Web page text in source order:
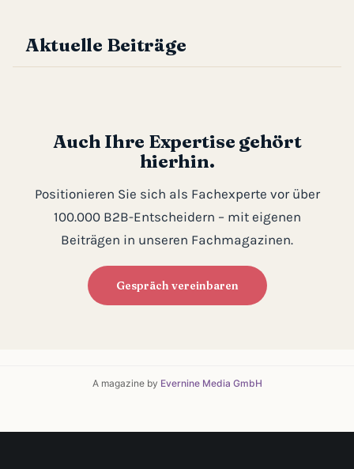
Aktuelle Beiträge
Auch Ihre Expertise gehört
hierhin.
Positionieren Sie sich als Fachexperte vor über
100.000 B2B-Entscheidern – mit eigenen
Beiträgen in unseren Fachmagazinen.
Gespräch vereinbaren
A magazine by Evernine Media GmbH